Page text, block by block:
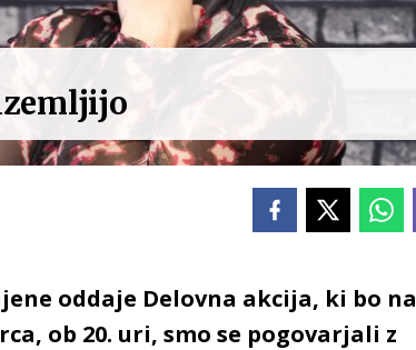
oddaje Delovna akcija, ki bo na
ob 20. uri, smo se pogovarjali z